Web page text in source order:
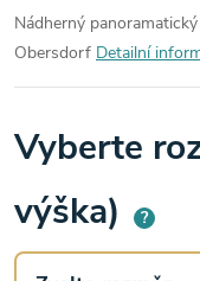
Nádherný
Obersdorf Detailní
Vyberte
výška)
?